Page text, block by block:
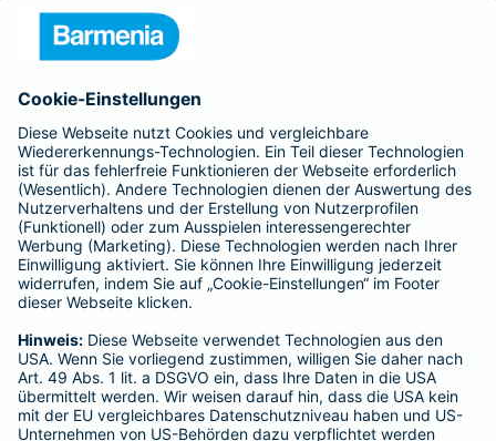
Barmenia ist Teil der BarmeniaGothaer
BELIEBTE SEITEN
Kranken-Zusatzversicherung
Tierversicherungen
Haftpflichtversicherung
Hausratversicherung
Adresse ändern
Schaden melden
Kilometerstandsmeldung
Serviceübersicht